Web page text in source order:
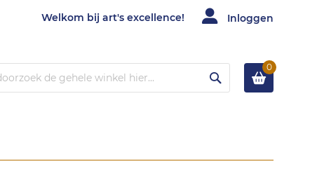
Welkom bij art's excellence! Inloggen
0